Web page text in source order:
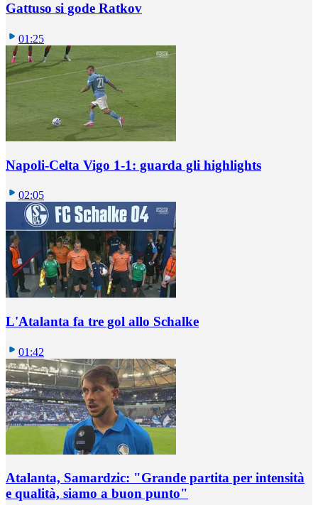
Gattuso si gode Ratkov
01:25
Napoli-Celta Vigo 1-1: guarda gli highlights
02:05
L'Atalanta fa tre gol allo Schalke
01:42
Atalanta, Samardzic: "Grande partita per intensità
e qualità, siamo a buon punto"